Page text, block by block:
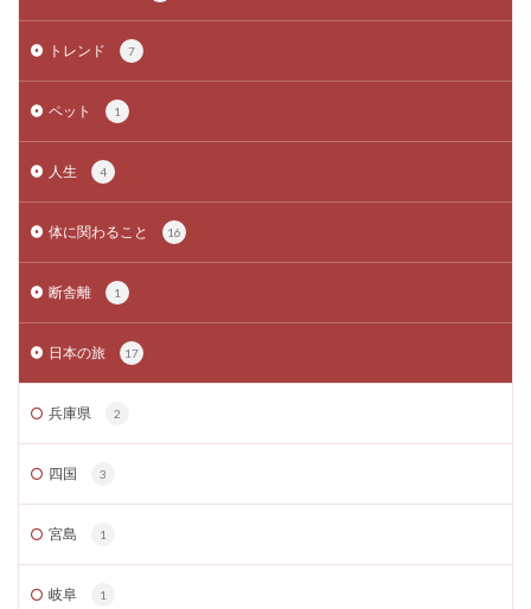
トレンド 7
ペット 1
人生 4
体に関わること 16
断舎離 1
日本の旅 17
兵庫県 2
四国 3
宮島 1
岐阜 1